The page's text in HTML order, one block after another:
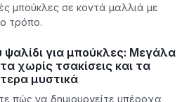
μπούκλες σε κοντά μαλλιά με
τρόπο.
ψαλίδι για μπούκλες: Μεγάλα
χωρίς τσακίσεις και τα
μυστικά
πώς να δημιουργείτε υπέροχα,